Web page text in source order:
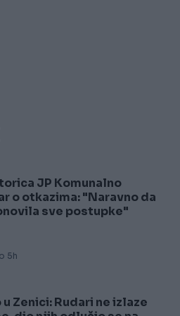
JP Komunalno
o otkazima: "Naravno da
sve postupke"
5h
u Zenici: Rudari ne izlaze